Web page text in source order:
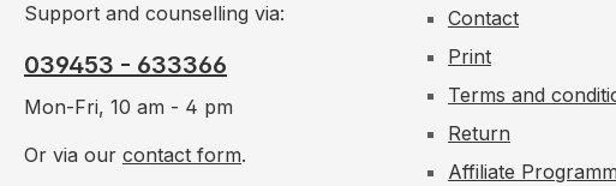
Support and counselling via:
039453 - 633366
Mon-Fri, 10 am - 4 pm
Or via our contact form.
Contact
Print
Terms and
Return
Affiliate